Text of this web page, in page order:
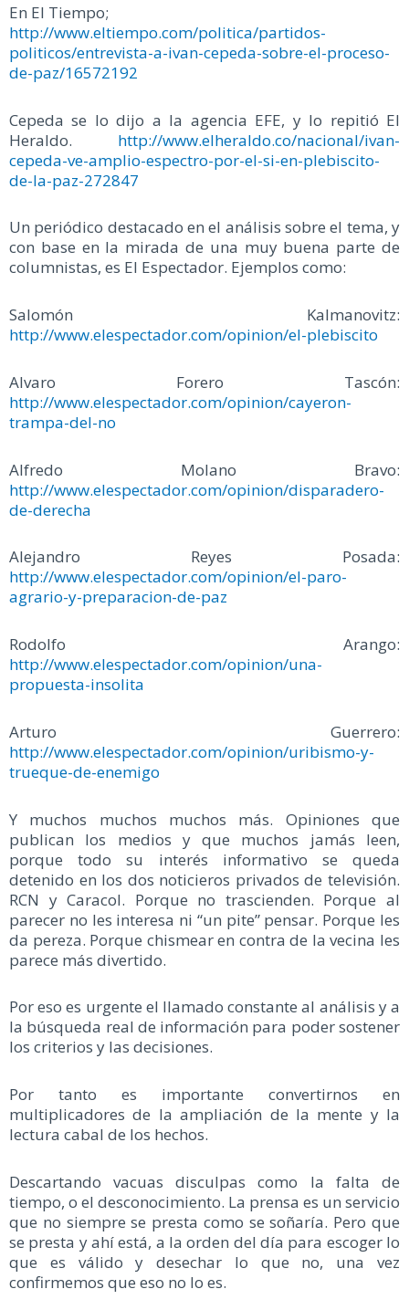
En El Tiempo;
http://www.eltiempo.com/politica/partidos-
politicos/entrevista-a-ivan-cepeda-sobre-el-proceso-
de-paz/16572192
Cepeda se lo dijo a la agencia EFE, y lo repitió El
Heraldo. http://www.elheraldo.co/nacional/ivan-
cepeda-ve-amplio-espectro-por-el-si-en-plebiscito-
de-la-paz-272847
Un periódico destacado en el análisis sobre el tema, y
con base en la mirada de una muy buena parte de
columnistas, es El Espectador. Ejemplos como:
Salomón Kalmanovitz:
http://www.elespectador.com/opinion/el-plebiscito
Alvaro Forero Tascón:
http://www.elespectador.com/opinion/cayeron-
trampa-del-no
Alfredo Molano Bravo:
http://www.elespectador.com/opinion/disparadero-
de-derecha
Alejandro Reyes Posada:
http://www.elespectador.com/opinion/el-paro-
agrario-y-preparacion-de-paz
Rodolfo Arango:
http://www.elespectador.com/opinion/una-
propuesta-insolita
Arturo Guerrero:
http://www.elespectador.com/opinion/uribismo-y-
trueque-de-enemigo
Y muchos muchos muchos más. Opiniones que
publican los medios y que muchos jamás leen,
porque todo su interés informativo se queda
detenido en los dos noticieros privados de televisión.
RCN y Caracol. Porque no trascienden. Porque al
parecer no les interesa ni “un pite” pensar. Porque les
da pereza. Porque chismear en contra de la vecina les
parece más divertido.
Por eso es urgente el llamado constante al análisis y a
la búsqueda real de información para poder sostener
los criterios y las decisiones.
Por tanto es importante convertirnos en
multiplicadores de la ampliación de la mente y la
lectura cabal de los hechos.
Descartando vacuas disculpas como la falta de
tiempo, o el desconocimiento. La prensa es un servicio
que no siempre se presta como se soñaría. Pero que
se presta y ahí está, a la orden del día para escoger lo
que es válido y desechar lo que no, una vez
confirmemos que eso no lo es.